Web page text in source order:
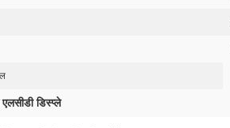
डिस्प्ले